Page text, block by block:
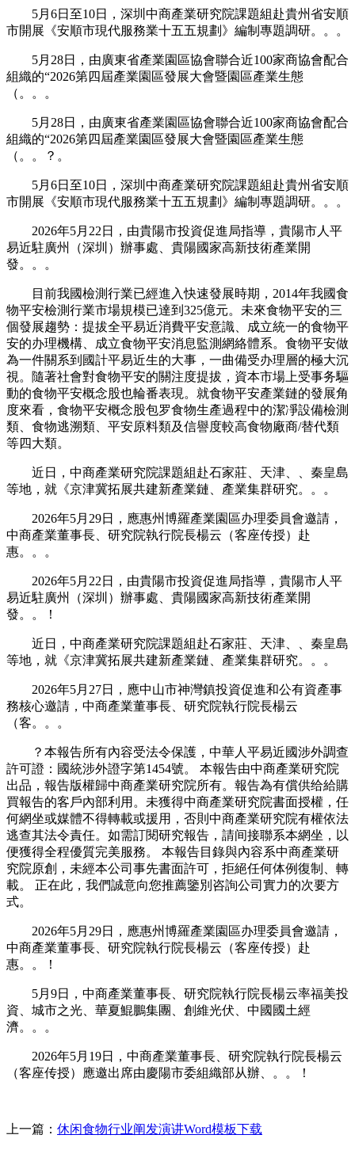
5月6日至10日，深圳中商產業研究院課題組赴貴州省安順
市開展《安順市現代服務業十五五規劃》編制專題調研。。。
5月28日，由廣東省產業園區協會聯合近100家商協會配合
組織的“2026第四屆產業園區發展大會暨園區產業生態
（。。。
5月28日，由廣東省產業園區協會聯合近100家商協會配合
組織的“2026第四屆產業園區發展大會暨園區產業生態
（。。？。
5月6日至10日，深圳中商產業研究院課題組赴貴州省安順
市開展《安順市現代服務業十五五規劃》編制專題調研。。。
2026年5月22日，由貴陽市投資促進局指導，貴陽市人平
易近駐廣州（深圳）辦事處、貴陽國家高新技術產業開
發。。。
目前我國檢測行業已經進入快速發展時期，2014年我國食
物平安檢測行業市場規模已達到325億元。未來食物平安的三
個發展趨勢：提拔全平易近消費平安意識、成立統一的食物平
安的办理機構、成立食物平安消息監測網絡體系。食物平安做
為一件關系到國計平易近生的大事，一曲備受办理層的極大沉
視。隨著社會對食物平安的關注度提拔，資本市場上受事务驅
動的食物平安概念股也輪番表現。就食物平安產業鏈的發展角
度來看，食物平安概念股包罗食物生產過程中的潔凈設備檢測
類、食物逃溯類、平安原料類及信譽度較高食物廠商/替代類
等四大類。
近日，中商產業研究院課題組赴石家莊、天津、、秦皇島
等地，就《京津冀拓展共建新產業鏈、產業集群研究。。。
2026年5月29日，應惠州博羅產業園區办理委員會邀請，
中商產業董事長、研究院執行院長楊云（客座传授）赴
惠。。。
2026年5月22日，由貴陽市投資促進局指導，貴陽市人平
易近駐廣州（深圳）辦事處、貴陽國家高新技術產業開
發。。！
近日，中商產業研究院課題組赴石家莊、天津、、秦皇島
等地，就《京津冀拓展共建新產業鏈、產業集群研究。。。
2026年5月27日，應中山市神灣鎮投資促進和公有資產事
務核心邀請，中商產業董事長、研究院執行院長楊云
（客。。。
？本報告所有內容受法令保護，中華人平易近國涉外調查
許可證：國統涉外證字第1454號。 本報告由中商產業研究院
出品，報告版權歸中商產業研究院所有。報告為有償供给給購
買報告的客戶內部利用。未獲得中商產業研究院書面授權，任
何網坐或媒體不得轉載或援用，否則中商產業研究院有權依法
逃查其法令責任。如需訂閱研究報告，請间接聯系本網坐，以
便獲得全程優質完美服務。 本報告目錄與內容系中商產業研
究院原創，未經本公司事先書面許可，拒絕任何体例復制、轉
載。 正在此，我們誠意向您推薦鑒別咨詢公司實力的次要方
式。
2026年5月29日，應惠州博羅產業園區办理委員會邀請，
中商產業董事長、研究院執行院長楊云（客座传授）赴
惠。。！
5月9日，中商產業董事長、研究院執行院長楊云率福美投
資、城市之光、華夏鯤鵬集團、創維光伏、中國國土經
濟。。。
2026年5月19日，中商產業董事長、研究院執行院長楊云
（客座传授）應邀出席由慶陽市委組織部从辦、。。！
上一篇： 休闲食物行业阐发演讲Word模板下载